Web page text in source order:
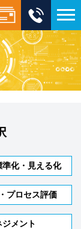
準化・見える化
プロセス評価
ジメント